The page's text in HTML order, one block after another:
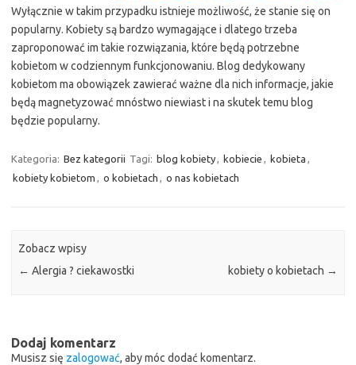
Wyłącznie w takim przypadku istnieje możliwość, że stanie się on
popularny. Kobiety są bardzo wymagające i dlatego trzeba
zaproponować im takie rozwiązania, które będą potrzebne
kobietom w codziennym funkcjonowaniu. Blog dedykowany
kobietom ma obowiązek zawierać ważne dla nich informacje, jakie
będą magnetyzować mnóstwo niewiast i na skutek temu blog
będzie popularny.
Kategoria: Bez kategorii Tagi: blog kobiety, kobiecie , kobieta ,
kobiety kobietom , o kobietach , o nas kobietach
Zobacz wpisy
← Alergia ? ciekawostki kobiety o kobietach →
Dodaj komentarz
Musisz się zalogować, aby móc dodać komentarz.